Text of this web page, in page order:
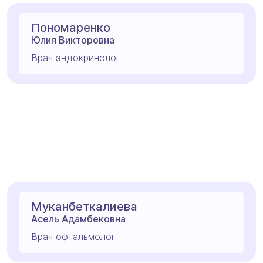
Пономаренко
Юлия Викторовна
Врач эндокринолог
Муканбеткалиева
Асель Адамбековна
Врач офтальмолог